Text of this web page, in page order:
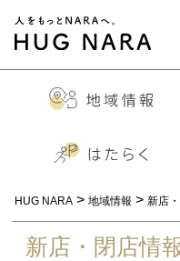
HUG NARA > 地域情報 > 新店
新店・閉店情